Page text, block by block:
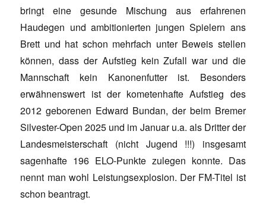
bringt eine gesunde Mischung aus erfahrenen
Haudegen und ambitionierten jungen Spielern ans
Brett und hat schon mehrfach unter Beweis stellen
können, dass der Aufstieg kein Zufall war und die
Mannschaft kein Kanonenfutter ist. Besonders
erwähnenswert ist der kometenhafte Aufstieg des
2012 geborenen Edward Bundan, der beim Bremer
Silvester-Open 2025 und im Januar u.a. als Dritter der
Landesmeisterschaft (nicht Jugend !!!) insgesamt
sagenhafte 196 ELO-Punkte zulegen konnte. Das
nennt man wohl Leistungsexplosion. Der FM-Titel ist
schon beantragt.